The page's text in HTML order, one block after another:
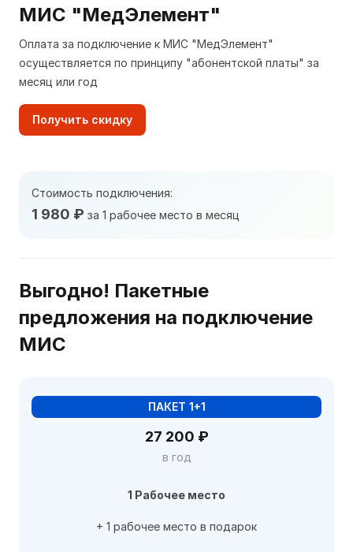
МИС "МедЭлемент"
Оплата за подключение к МИС "МедЭлемент"
осуществляется по принципу "абонентской платы" за
месяц или год
Получить скидку
Стоимость подключения:
1 980 ₽ за 1 рабочее место в месяц
Выгодно! Пакетные
предложения на подключение
МИС
ПАКЕТ 1+1
27 200 ₽
в год
1 Рабочее место
+ 1 рабочее место в подарок